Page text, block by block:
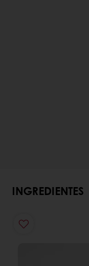
INGREDIENTES